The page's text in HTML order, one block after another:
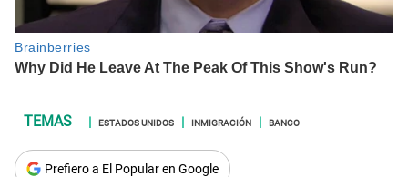
ESTADOS UNIDOS INMIGRACIÓN BANCO
Prefiero a El Popular en Google